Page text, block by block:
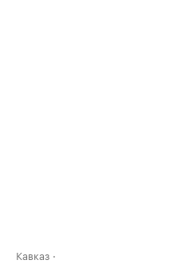
Кавказ